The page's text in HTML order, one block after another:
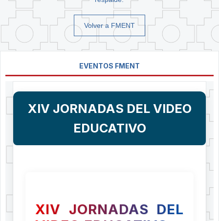
Volver a FMENT
EVENTOS FMENT
XIV JORNADAS DEL VIDEO
EDUCATIVO
XIV JORNADAS DEL